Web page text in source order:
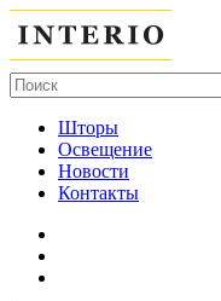
Шторы
Освещение
Новости
Контакты